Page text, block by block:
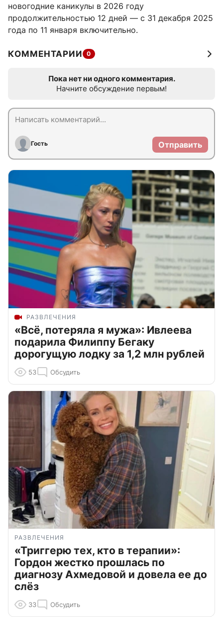
новогодние каникулы в 2026 году
продолжительностью 12 дней — с 31 декабря 2025
года по 11 января включительно.
КОММЕНТАРИИ 0
Пока нет ни одного комментария.
Начните обсуждение первым!
Гость Отправить
РАЗВЛЕЧЕНИЯ
«Всё, потеряла я мужа»: Ивлеева
подарила Филиппу Бегаку
дорогущую лодку за 1,2 млн рублей
53 Обсудить
РАЗВЛЕЧЕНИЯ
«Триггерю тех, кто в терапии»:
Гордон жестко прошлась по
диагнозу Ахмедовой и довела ее до
слёз
33 Обсудить